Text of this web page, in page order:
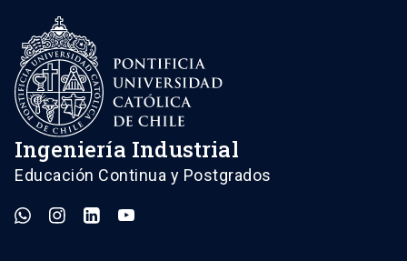
Ingeniería Industrial
Educación Continua y Postgrados